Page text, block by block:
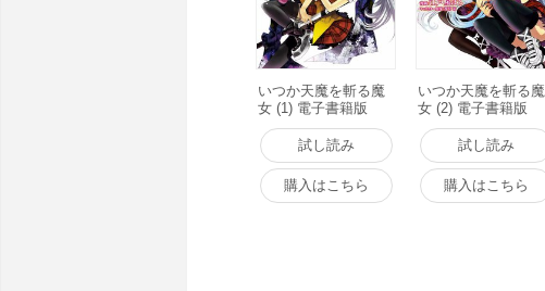
いつか天魔を斬る魔
女 (1) 電子書籍版
試し読み
購入はこちら
いつか天魔を斬る魔
女 (2) 電子書籍版
試し読み
購入はこちら